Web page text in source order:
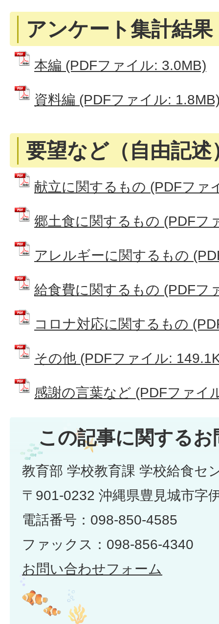
アンケート集計結果
本編 (PDFファイル: 3.0MB)
資料編 (PDFファイル:
要望など（自由記述
献立に関するもの (PDFファ
郷土食に関するもの (PDFフ
アレルギーに関するもの
給食費に関するもの (PDFフ
コロナ対応に関するもの
その他 (PDFファイル:
感謝の言葉など (PDFファイ
この記事に関する
教育部 学校教育課 学校給食セ
〒901-0232 沖縄県豊見城市字
電話番号：098-850-4585
ファックス：098-856-4340
お問い合わせフォーム